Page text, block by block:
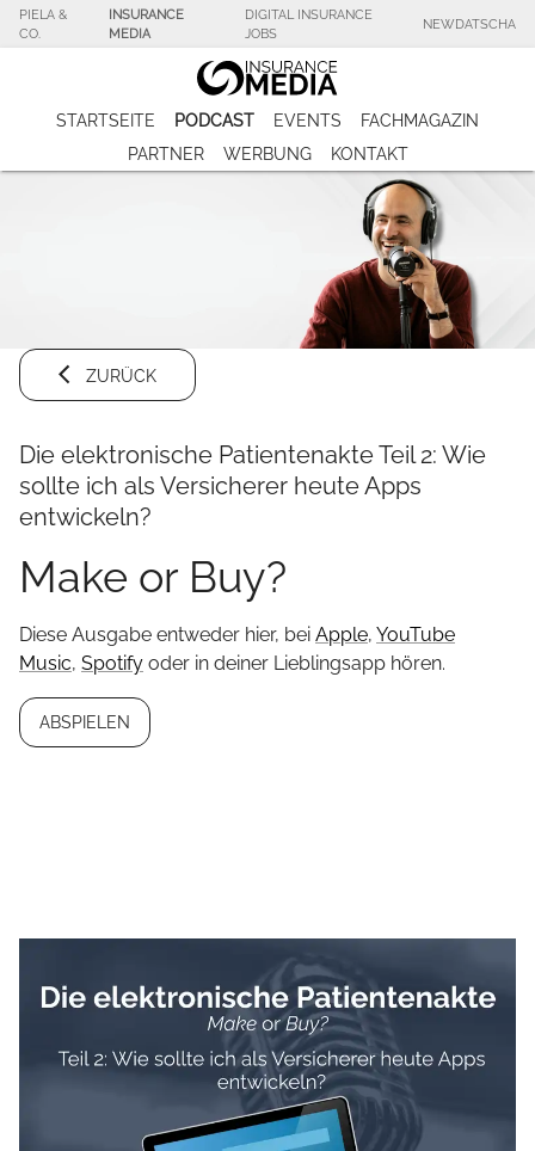
PIELA &
CO.
INSURANCE
MEDIA
DIGITAL INSURANCE
JOBS
NEWDATSCHA
STARTSEITE PODCAST EVENTS
FACHMAGAZIN
PARTNER
WERBUNG KONTAKT
ZURÜCK
Die elektronische Patientenakte Teil 2: Wie
sollte ich als Versicherer heute Apps
entwickeln?
Make or Buy?
Diese Ausgabe entweder hier, bei Apple, YouTube
Music, Spotify oder in deiner Lieblingsapp hören.
ABSPIELEN